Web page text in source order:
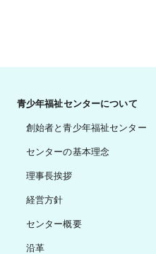
青少年福祉センターについて
創始者と青少年福祉センター
センターの基本理念
理事長挨拶
経営方針
センター概要
沿革